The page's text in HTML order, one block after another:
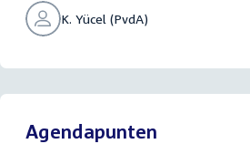
K. Yücel (PvdA)
Agendapunten